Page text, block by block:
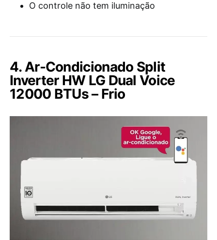
O controle não tem iluminação
4. Ar-Condicionado Split
Inverter HW LG Dual Voice
12000 BTUs – Frio